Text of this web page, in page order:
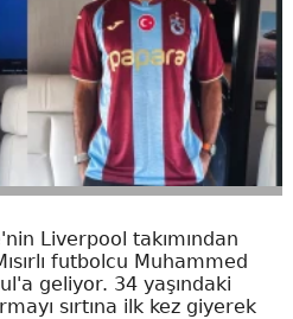
Liverpool takımından
futbolcu Muhammed
geliyor. 34 yaşındaki
sırtına ilk kez giyerek